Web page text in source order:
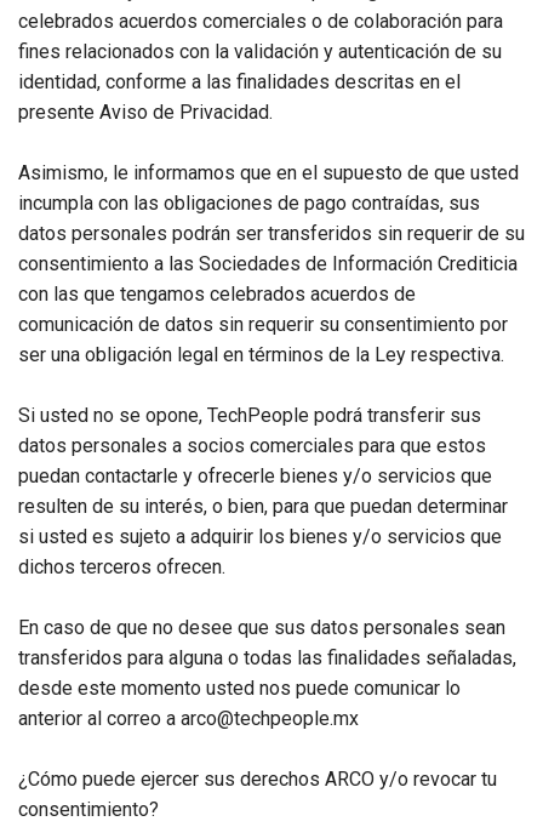
celebrados acuerdos comerciales o de colaboración para
fines relacionados con la validación y autenticación de su
identidad, conforme a las finalidades descritas en el
presente Aviso de Privacidad.
Asimismo, le informamos que en el supuesto de que usted
incumpla con las obligaciones de pago contraídas, sus
datos personales podrán ser transferidos sin requerir de su
consentimiento a las Sociedades de Información Crediticia
con las que tengamos celebrados acuerdos de
comunicación de datos sin requerir su consentimiento por
ser una obligación legal en términos de la Ley respectiva.
Si usted no se opone, TechPeople podrá transferir sus
datos personales a socios comerciales para que estos
puedan contactarle y ofrecerle bienes y/o servicios que
resulten de su interés, o bien, para que puedan determinar
si usted es sujeto a adquirir los bienes y/o servicios que
dichos terceros ofrecen.
En caso de que no desee que sus datos personales sean
transferidos para alguna o todas las finalidades señaladas,
desde este momento usted nos puede comunicar lo
anterior al correo a arco@techpeople.mx
¿Cómo puede ejercer sus derechos ARCO y/o revocar tu
consentimiento?